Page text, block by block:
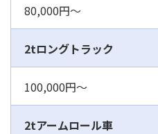
80,000円～
2tロングトラック
100,000円～
2tアームロール車